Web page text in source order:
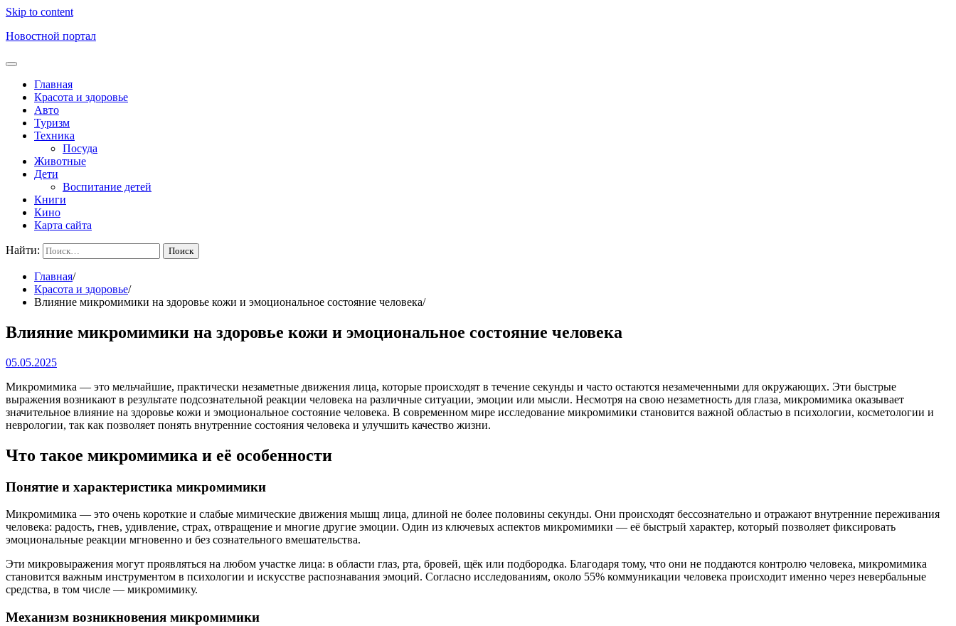
Skip to content
Новостной портал
Главная
Красота и здоровье
Авто
Туризм
Техника
Посуда
Животные
Дети
Воспитание детей
Книги
Кино
Карта сайта
Найти:
Главная
Красота и здоровье
Влияние микромимики на здоровье кожи и эмоциональное состояние человека
Влияние микромимики на здоровье кожи и эмоциональное состояние человека
05.05.2025
Микромимика — это мельчайшие, практически незаметные движения лица, которые происходят в течение секунды и часто остаются незамеченными для окружающих. Эти быстрые
выражения возникают в результате подсознательной реакции человека на различные ситуации, эмоции или мысли. Несмотря на свою незаметность для глаза, микромимика оказывает
значительное влияние на здоровье кожи и эмоциональное состояние человека. В современном мире исследование микромимики становится важной областью в психологии, косметологии и
неврологии, так как позволяет понять внутренние состояния человека и улучшить качество жизни.
Что такое микромимика и её особенности
Понятие и характеристика микромимики
Микромимика — это очень короткие и слабые мимические движения мышц лица, длиной не более половины секунды. Они происходят бессознательно и отражают внутренние переживания
человека: радость, гнев, удивление, страх, отвращение и многие другие эмоции. Один из ключевых аспектов микромимики — её быстрый характер, который позволяет фиксировать
эмоциональные реакции мгновенно и без сознательного вмешательства.
Эти микровыражения могут проявляться на любом участке лица: в области глаз, рта, бровей, щёк или подбородка. Благодаря тому, что они не поддаются контролю человека, микромимика
становится важным инструментом в психологии и искусстве распознавания эмоций. Согласно исследованиям, около 55% коммуникации человека происходит именно через невербальные
средства, в том числе — микромимику.
Механизм возникновения микромимики